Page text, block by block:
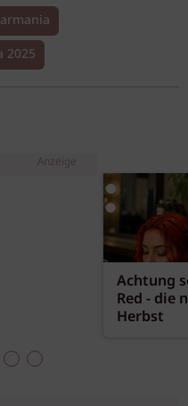
2025
Anzeige
Achtung
Red - die
Herbst